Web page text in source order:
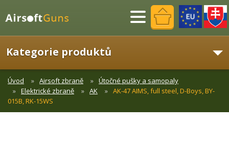
Menu
Kategorie produktů
Úvod Airsoft zbraně
Útočné pušky a samopaly
Elektrické zbraně
AK
AK-47 AIMS, full steel, D-Boys, BY-
015B, RK-15WS